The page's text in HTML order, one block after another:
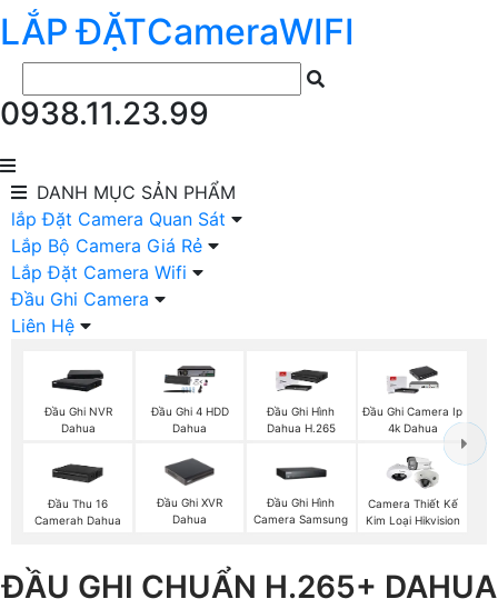
LẮP ĐẶTCameraWIFI
0938.11.23.99
DANH MỤC SẢN PHẨM
lắp Đặt Camera Quan Sát
Lắp Bộ Camera Giá Rẻ
Lắp Đặt Camera Wifi
Đầu Ghi Camera
Liên Hệ
Đầu Ghi NVR
Dahua
Đầu Ghi 4 HDD
Dahua
Đầu Ghi Hình
Dahua H.265
Đầu Ghi Camera Ip
4k Dahua
Đầu Thu 16
Camerah Dahua
Đầu Ghi XVR
Dahua
Đầu Ghi Hình
Camera Samsung
Camera Thiết Kế
Kim Loại Hikvision
ĐẦU GHI CHUẨN H.265+ DAHUA